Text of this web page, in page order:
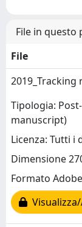
File in questo
File
2019_Tracking
Tipologia:
manuscript)
Licenza: Tutti
Dimensione
Formato